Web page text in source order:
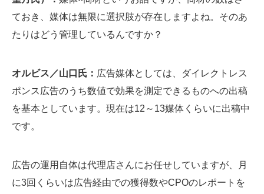
ておき、媒体は無限に選択肢が存在しますよね。そのあ
たりはどう管理しているんですか？
オルビス／山口氏： 広告媒体としては、ダイレクトレス
ポンス広告のうち数値で効果を測定できるものへの出稿
を基本としています。現在は12～13媒体くらいに出稿中
です。
広告の運用自体は代理店さんにお任せしていますが、月
に3回くらいは広告経由での獲得数やCPOのレポートを